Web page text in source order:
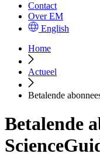
Contact
Over EM
English
Home
Actueel
Betalende
Betalende